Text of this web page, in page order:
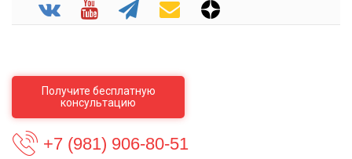
Получите бесплатную
консультацию
+7 (981) 906-80-51